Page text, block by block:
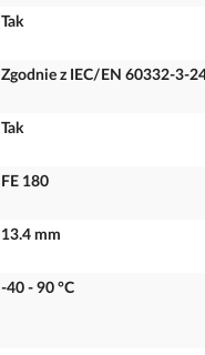
Tak
Zgodnie z IEC/EN 60332-3-
Tak
FE 180
13.4 mm
-40 - 90 °C